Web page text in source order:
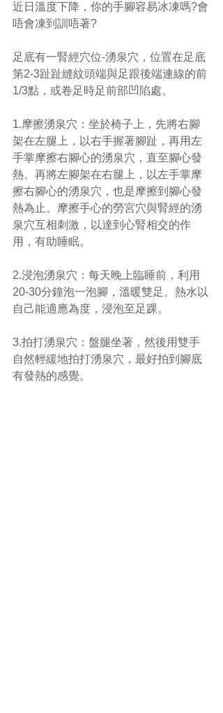
近日溫度下降，你的手腳容易冰凍嗎?會
唔會凍到訓唔著?
足底有一腎經穴位-湧泉穴，位置在足底
第2-3趾趾縫紋頭端與足跟後端連線的前
1/3點，或卷足時足前部凹陷處。
1.摩擦湧泉穴：坐於椅子上，先將右腳
架在左腿上，以右手握著腳趾，再用左
手掌摩擦右腳心的湧泉穴，直至腳心發
熱。再將左腳架在右腿上，以左手掌摩
擦右腳心的湧泉穴，也是摩擦到腳心發
熱為止。摩擦手心的勞宮穴與腎經的湧
泉穴互相刺激，以達到心腎相交的作
用，有助睡眠。
2.浸泡湧泉穴：每天晚上臨睡前，利用
20-30分鐘泡一泡腳，溫暖雙足。熱水以
自己能適應為度，浸泡至足踝。
3.拍打湧泉穴：盤腿坐著，然後用雙手
自然輕緩地拍打湧泉穴，最好拍到腳底
有發熱的感覺。